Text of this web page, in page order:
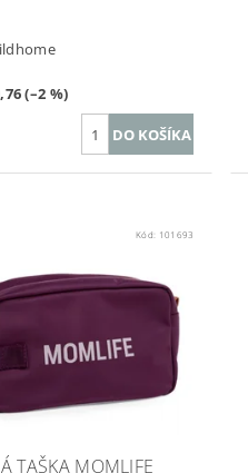
(–2 %)
Kód: 101693
TAŠKA MOMLIFE